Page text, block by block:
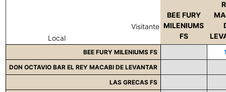
Visitante
Local
BEE FURY
MILENIUMS
FS
BEE FURY MILENIUMS FS
DON OCTAVIO BAR EL REY MACABI DE LEVANTAR
LAS GRECAS FS